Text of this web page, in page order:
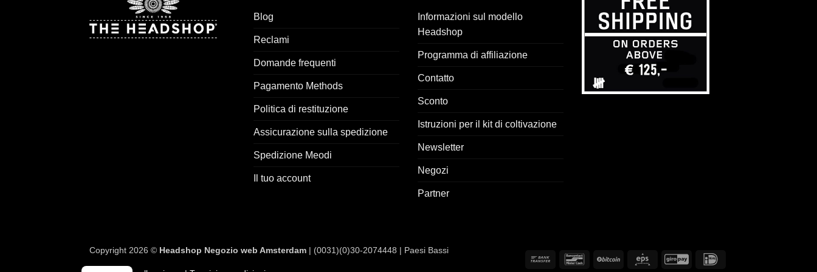
Blog
Reclami
Domande frequenti
Pagamento Methods
Politica di restituzione
Assicurazione sulla spedizione
Spedizione Meodi
Il tuo account
Informazioni sul modello
Headshop
Programma di affiliazione
Contatto
Sconto
Istruzioni per il kit di coltivazione
Newsletter
Negozi
Partner
Bonifico
BancontactBitCoin Eps GiroPay
Copyright 2026 © Headshop Negozio web Amsterdam | (0031)(0)30-2074448 | Paesi Bassi